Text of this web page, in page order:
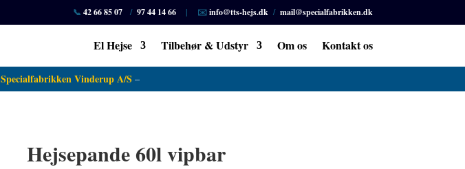
📞 42 66 85 07/ 97 44 14 66| ✉️info@tts-hejs.dk/ mail@specialfabrikken.dk
El Hejse Tilbehør & Udstyr Om os Kontakt os
Specialfabrikken Vinderup A/S –
Hejsepande 60l vipbar